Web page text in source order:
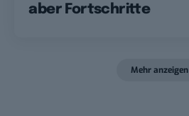
aber Fortschritte
Mehr anzeigen